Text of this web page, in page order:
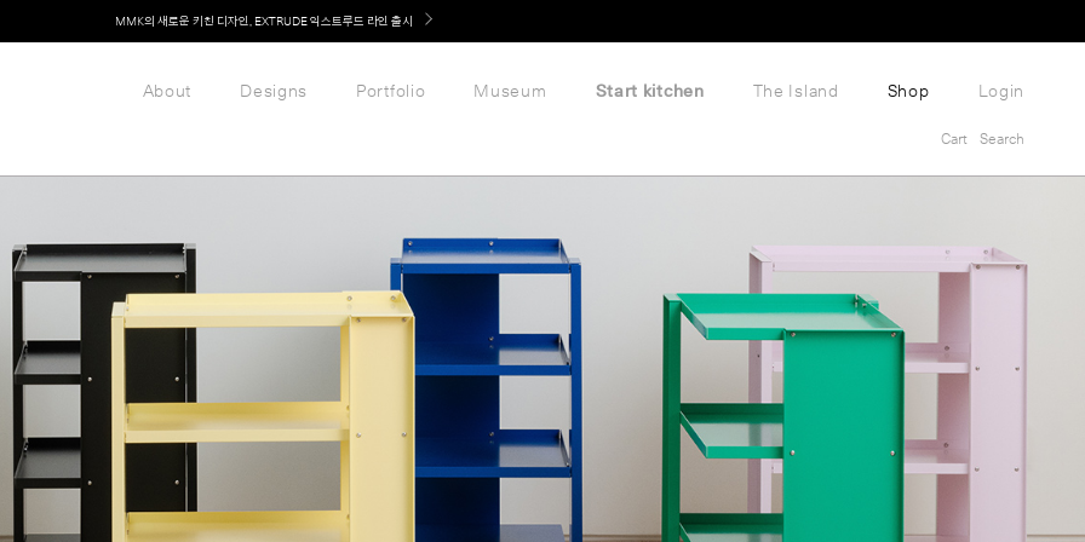
LG 가전과 MMK 키친의 만남. 지금 바로 확인해보세요.
About Designs Portfolio Museum Start kitchen The Island Shop Login
Cart Search